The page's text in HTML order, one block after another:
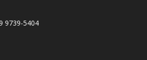
9739-5404